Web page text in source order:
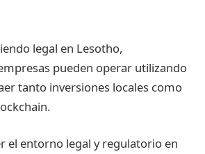
legal en Lesotho,
pueden operar utilizando
tanto inversiones locales como
el entorno legal y regulatorio en